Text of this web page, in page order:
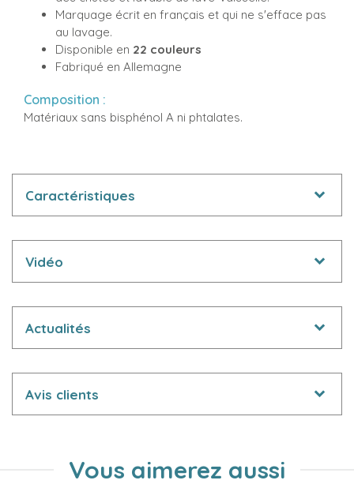
Marquage écrit en français et qui ne s'efface pas
au lavage.
Disponible en 22 couleurs
Fabriqué en Allemagne
Composition :
Matériaux sans bisphénol A ni phtalates.
Caractéristiques
Vidéo
Actualités
Avis clients
Vous aimerez aussi